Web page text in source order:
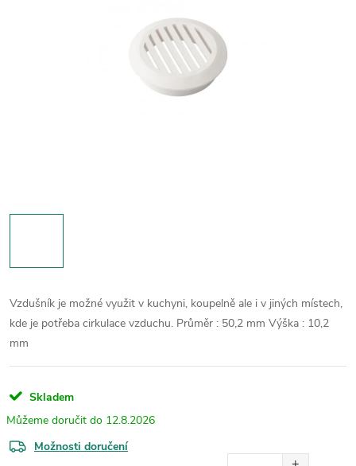
Vzdušník je možné využit v kuchyni, koupelně ale i v jiných místech,
kde je potřeba cirkulace vzduchu. Průměr : 50,2 mm Výška : 10,2
mm
Skladem
12.8.2026
Možnosti doručení